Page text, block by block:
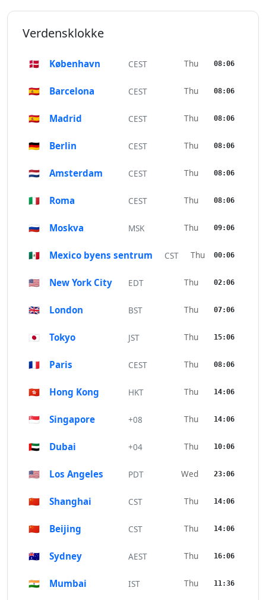
Verdensklokke
🇩🇰 København CEST Thu 08:06
🇪🇸 Barcelona CEST Thu 08:06
🇪🇸 Madrid CEST Thu 08:06
🇩🇪 Berlin CEST Thu 08:06
🇳🇱 Amsterdam CEST Thu 08:06
🇮🇹 Roma CEST Thu 08:06
🇷🇺 Moskva MSK Thu 09:06
🇲🇽 Mexico byens sentrum CST Thu 00:06
🇺🇸 New York City EDT Thu 02:06
🇬🇧 London BST Thu 07:06
🇯🇵 Tokyo JST Thu 15:06
🇫🇷 Paris CEST Thu 08:06
🇭🇰 Hong Kong HKT Thu 14:06
🇸🇬 Singapore +08 Thu 14:06
🇦🇪 Dubai +04 Thu 10:06
🇺🇸 Los Angeles PDT Wed 23:06
🇨🇳 Shanghai CST Thu 14:06
🇨🇳 Beijing CST Thu 14:06
🇦🇺 Sydney AEST Thu 16:06
🇮🇳 Mumbai IST Thu 11:36